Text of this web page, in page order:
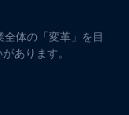
体の「変革」を目
あります。